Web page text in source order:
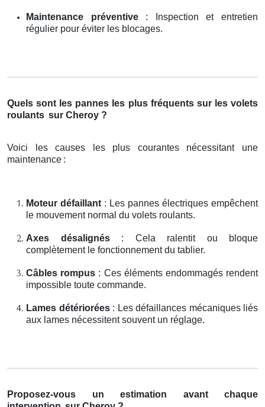
Maintenance préventive: Inspection et entretien
régulier pour éviter les blocages.
Quels sont les pannes les plus fréquents sur les volets
roulants sur Cheroy ?
Voici les causes les plus courantes nécessitant une
maintenance :
Moteur défaillant: Les pannes électriques empêchent
le mouvement normal du volets roulants.
Axes désalignés: Cela ralentit ou bloque
complètement le fonctionnement du tablier.
Câbles rompus : Ces éléments endommagés rendent
impossible toute commande.
Lames détériorées: Les défaillances mécaniques liés
aux lames nécessitent souvent un réglage.
Proposez-vous un estimation avant chaque